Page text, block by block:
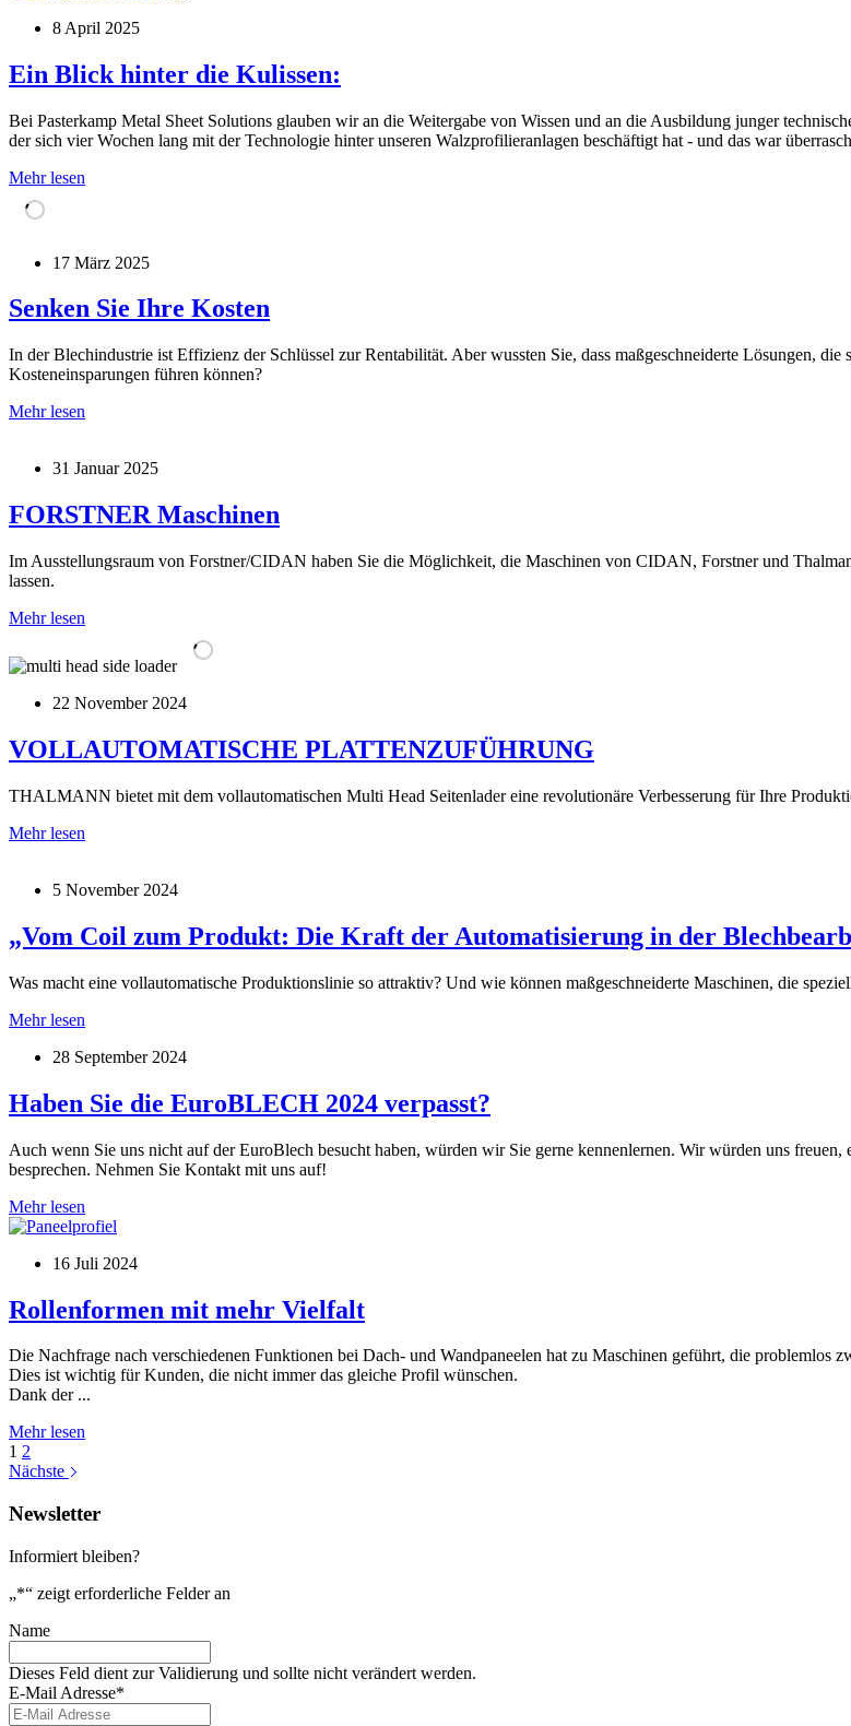
Spulenlösung
und
warum
Sie
eine?
8 April 2025
Ein Blick hinter die Kulissen:
Bei Pasterkamp Metal Sheet Solutions glauben wir an die Weitergabe von Wissen und an die Ausbildung junger
der sich vier Wochen lang mit der Technologie hinter unseren Walzprofilieranlagen beschäftigt hat - und das war
Mehr lesen
Kulissen:
17 März 2025
Senken Sie Ihre Kosten
In der Blechindustrie ist Effizienz der Schlüssel zur Rentabilität. Aber wussten Sie, dass maßgeschneiderte Lösungen,
Kosteneinsparungen führen können?
Mehr lesen
Kosten
31 Januar 2025
FORSTNER Maschinen
Im Ausstellungsraum von Forstner/CIDAN haben Sie die Möglichkeit, die Maschinen von CIDAN, Forstner und
lassen.
Mehr lesen
22 November 2024
VOLLAUTOMATISCHE PLATTENZUFÜHRUNG
THALMANN bietet mit dem vollautomatischen Multi Head Seitenlader eine revolutionäre Verbesserung für Ihre
Mehr lesen
5 November 2024
„Vom Coil zum Produkt: Die Kraft der Automatisierung in der
Was macht eine vollautomatische Produktionslinie so attraktiv? Und wie können maßgeschneiderte Maschinen, die
Mehr lesen
zum
Die
Kraft
Automatisierung
in
Blechbearbeitung“
28 September 2024
Haben Sie die EuroBLECH 2024 verpasst?
Auch wenn Sie uns nicht auf der EuroBlech besucht haben, würden wir Sie gerne kennenlernen. Wir würden uns
besprechen. Nehmen Sie Kontakt mit uns auf!
Mehr lesen
Sie
EuroBLECH
verpasst?
16 Juli 2024
Rollenformen mit mehr Vielfalt
Die Nachfrage nach verschiedenen Funktionen bei Dach- und Wandpaneelen hat zu Maschinen geführt, die problemlos
Dies ist wichtig für Kunden, die nicht immer das gleiche Profil wünschen.
Dank der ...
Mehr lesen
1 2
Nächste
Newsletter
Informiert bleiben?
„*“ zeigt erforderliche Felder an
Name
Dieses Feld dient zur Validierung und sollte nicht verändert werden.
E-Mail Adresse*